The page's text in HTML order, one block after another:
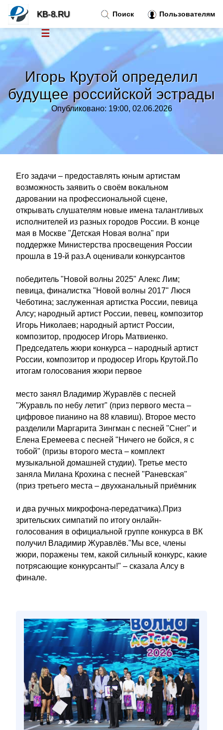
Игорь Крутой определил
будущее российской эстрады
Опубликовано: 19:00, 02.06.2026
Его задачи – предоставлять юным артистам
возможность заявить о своём вокальном
даровании на профессиональной сцене,
открывать слушателям новые имена талантливых
исполнителей из разных городов России. В конце
мая в Москве "Детская Новая волна" при
поддержке Министерства просвещения России
прошла в 19-й раз.А оценивали конкурсантов
победитель "Новой волны 2025" Алекс Лим;
певица, финалистка "Новой волны 2017" Люся
Чеботина; заслуженная артистка России, певица
Алсу; народный артист России, певец, композитор
Игорь Николаев; народный артист России,
композитор, продюсер Игорь Матвиенко.
Председатель жюри конкурса – народный артист
России, композитор и продюсер Игорь Крутой.По
итогам голосования жюри первое
место занял Владимир Журавлёв с песней
"Журавль по небу летит" (приз первого места –
цифровое пианино на 88 клавиш). Второе место
разделили Маргарита Зингман с песней "Снег" и
Елена Еремеева с песней "Ничего не бойся, я с
тобой" (призы второго места – комплект
музыкальной домашней студии). Третье место
заняла Милана Крохина с песней "Раневская"
(приз третьего места – двухканальный приёмник
и два ручных микрофона-передатчика).Приз
зрительских симпатий по итогу онлайн-
голосования в официальной группе конкурса в ВК
получил Владимир Журавлёв."Мы все, члены
жюри, поражены тем, какой сильный конкурс, какие
потрясающие конкурсанты!" – сказала Алсу в
финале.
Поиск Пользователям
KB-8.RU
☰
Новости
Тренды новостей»
Рубрики»
Контакт»